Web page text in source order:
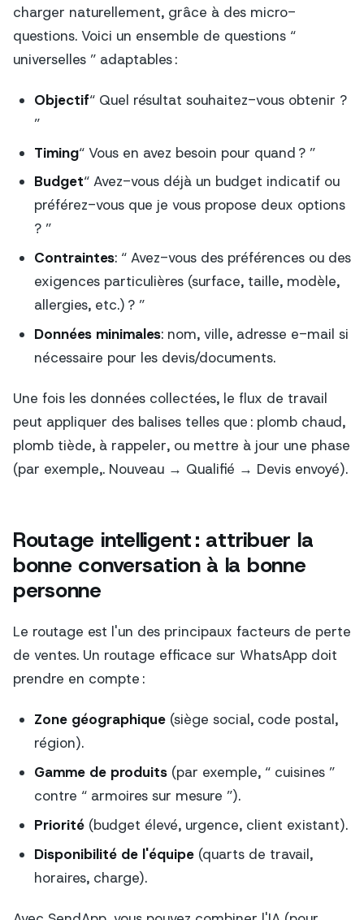
charger naturellement, grâce à des micro-
questions. Voici un ensemble de questions “
universelles ” adaptables :
Objectif“ Quel résultat souhaitez-vous obtenir ?
”
Timing“ Vous en avez besoin pour quand ? ”
Budget“ Avez-vous déjà un budget indicatif ou
préférez-vous que je vous propose deux options
? ”
Contraintes: “ Avez-vous des préférences ou des
exigences particulières (surface, taille, modèle,
allergies, etc.) ? ”
Données minimales: nom, ville, adresse e-mail si
nécessaire pour les devis/documents.
Une fois les données collectées, le flux de travail
peut appliquer des balises telles que : plomb chaud,
plomb tiède, à rappeler, ou mettre à jour une phase
(par exemple,. Nouveau → Qualifié → Devis envoyé).
Routage intelligent : attribuer la
bonne conversation à la bonne
personne
Le routage est l'un des principaux facteurs de perte
de ventes. Un routage efficace sur WhatsApp doit
prendre en compte :
Zone géographique(siège social, code postal,
région).
Gamme de produits(par exemple, “ cuisines ”
contre “ armoires sur mesure ”).
Priorité(budget élevé, urgence, client existant).
Disponibilité de l'équipe(quarts de travail,
horaires, charge).